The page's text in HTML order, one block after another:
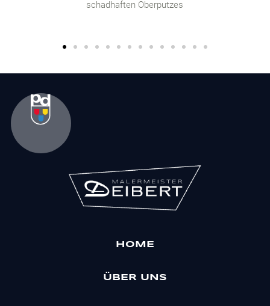
schadhaften Oberputzes
HOME
ÜBER UNS